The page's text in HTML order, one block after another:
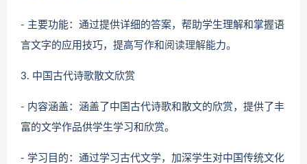
- 主要功能：通过提供详细的答案，帮助学生理解和掌握语
言文字的应用技巧，提高写作和 阅读理解能力。
3. 中国古代诗歌散文欣赏
- 内容涵盖：涵盖了中国古代诗歌和散文的欣赏，提供了丰
富的文学作品供学生学习和欣赏。
- 学习目的：通过学习古代文学，加深学生对中国传统文化